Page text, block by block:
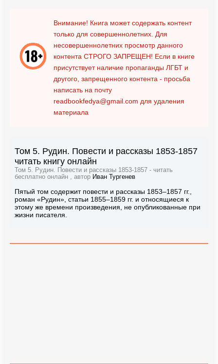
Внимание! Книга может содержать контент
только для совершеннолетних. Для
несовершеннолетних просмотр данного
контента СТРОГО ЗАПРЕЩЕН! Если в книге
присутствует наличие пропаганды ЛГБТ и
другого, запрещенного контента - просьба
написать на почту
readbookfedya@gmail.com для удаления
материала
Том 5. Рудин. Повести и рассказы 1853-1857
читать книгу онлайн
Том 5. Рудин. Повести и рассказы 1853-1857 - читать
бесплатно онлайн , автор Иван Тургенев
Пятый том содержит повести и рассказы 1853–1857 гг.,
роман «Рудин», статьи 1855–1859 гг. и относящиеся к
этому же времени произведения, не опубликованные при
жизни писателя.